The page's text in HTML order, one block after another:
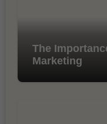
The
Marketing